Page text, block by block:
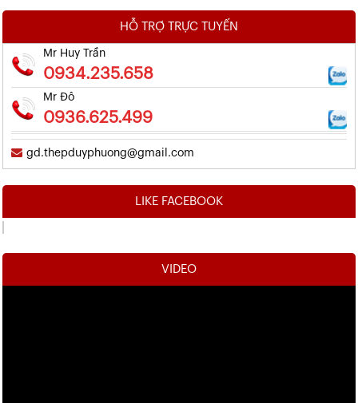
HỖ TRỢ TRỰC TUYẾN
Mr Huy Trần
0934.235.658
Mr Đô
0936.625.499
gd.thepduyphuong@gmail.com
LIKE FACEBOOK
VIDEO